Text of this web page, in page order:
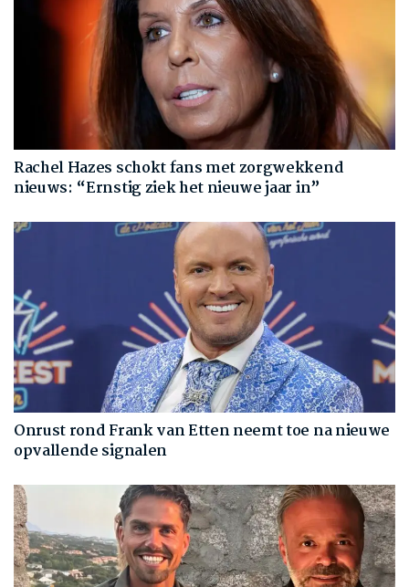
Rachel Hazes schokt fans met zorgwekkend
nieuws: “Ernstig ziek het nieuwe jaar in”
Onrust rond Frank van Etten neemt toe na nieuwe
opvallende signalen